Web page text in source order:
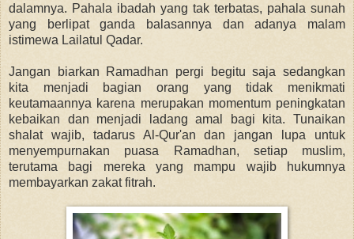
dalamnya. Pahala ibadah yang tak terbatas, pahala sunah
yang berlipat ganda balasannya dan adanya malam
istimewa Lailatul Qadar.
Jangan biarkan Ramadhan pergi begitu saja sedangkan
kita menjadi bagian orang yang tidak menikmati
keutamaannya karena merupakan momentum peningkatan
kebaikan dan menjadi ladang amal bagi kita. Tunaikan
shalat wajib, tadarus Al-Qur'an dan jangan lupa untuk
menyempurnakan puasa Ramadhan, setiap muslim,
terutama bagi mereka yang mampu wajib hukumnya
membayarkan zakat fitrah.